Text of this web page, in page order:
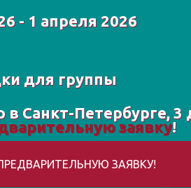
- 1 апреля 2026
для группы
Санкт-Петербурге, 3
заявку!
ЗАЯВКУ!